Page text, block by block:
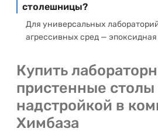
столешницы?
Для универсальных
агрессивных сред —
Купить
пристенные столы
надстройкой в
Химбаза